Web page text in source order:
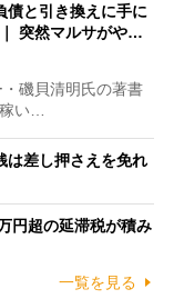
債と引き換えに手に
突然マルサがや…
磯貝清明氏の著書
い…
は差し押さえを免れ
円超の延滞税が積み
一覧を見る